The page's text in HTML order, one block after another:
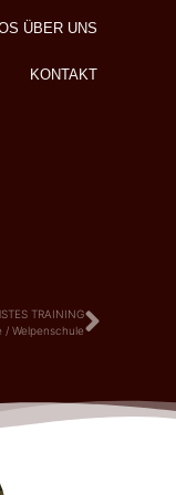
ÜBER UNS
KONTAKT
TRAINING
/ Welpenschule